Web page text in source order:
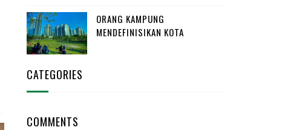
ORANG KAMPUNG
MENDEFINISIKAN KOTA
CATEGORIES
COMMENTS